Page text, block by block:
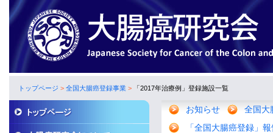
トップページ > 全国大腸癌登録事業 > 「2017年治療例」登録施設一覧
お知らせ
全国大
「全国大腸癌登録」